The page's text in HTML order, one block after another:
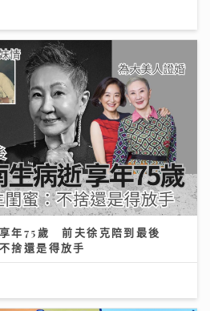
享年75歲 前夫徐克陪到最後
捨還是得放手
｜惡劣天氣安排＋物品清單